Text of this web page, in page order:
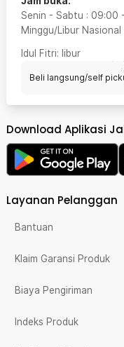
Senin - Sabtu : 09:00 -
Minggu/Libur Nasional
Idul Fitri: libur
Beli langsung/self
Download Aplikasi
Layanan Pelanggan
Bantuan
Klaim Garansi Produk
Biaya Pengiriman
Indeks Produk